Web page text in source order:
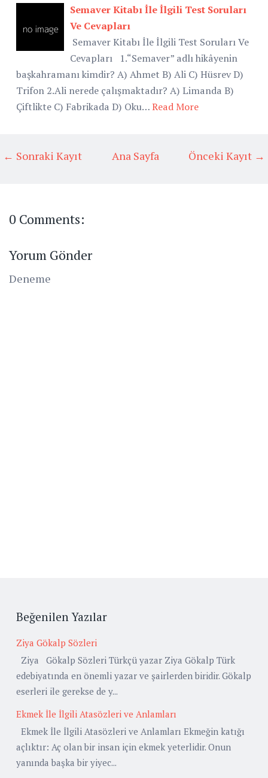
Semaver Kitabı İle İlgili Test Soruları
Ve Cevapları
Semaver Kitabı İle İlgili Test Soruları Ve
Cevapları 1.“Semaver” adlı hikâyenin
başkahramanı kimdir? A) Ahmet B) Ali C) Hüsrev D)
Trifon 2.Ali nerede çalışmaktadır? A) Limanda B)
Çiftlikte C) Fabrikada D) Oku…Read More
← Sonraki Kayıt Önceki Kayıt →
Ana Sayfa
0 Comments:
Yorum Gönder
Deneme
Beğenilen Yazılar
Ziya Gökalp Sözleri
Ziya Gökalp Sözleri Türkçü yazar Ziya Gökalp Türk
edebiyatında en önemli yazar ve şairlerden biridir. Gökalp
eserleri ile gerekse de y...
Ekmek İle İlgili Atasözleri ve Anlamları
Ekmek İle İlgili Atasözleri ve Anlamları Ekmeğin katığı
açlıktır: Aç olan bir insan için ekmek yeterlidir. Onun
yanında başka bir yiyec...